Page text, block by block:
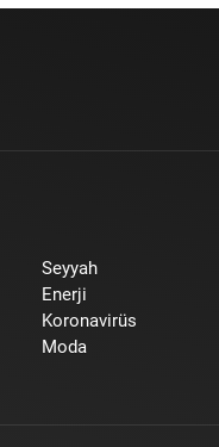
Seyyah
Enerji
Koronavirüs
Moda